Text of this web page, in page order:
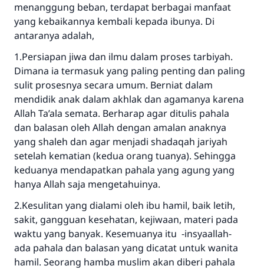
menanggung beban, terdapat berbagai manfaat
yang kebaikannya kembali kepada ibunya. Di
antaranya adalah,
1.Persiapan jiwa dan ilmu dalam proses tarbiyah.
Dimana ia termasuk yang paling penting dan paling
sulit prosesnya secara umum. Berniat dalam
mendidik anak dalam akhlak dan agamanya karena
Allah Ta’ala semata. Berharap agar ditulis pahala
dan balasan oleh Allah dengan amalan anaknya
yang shaleh dan agar menjadi shadaqah jariyah
setelah kematian (kedua orang tuanya). Sehingga
keduanya mendapatkan pahala yang agung yang
hanya Allah saja mengetahuinya.
2.Kesulitan yang dialami oleh ibu hamil, baik letih,
sakit, gangguan kesehatan, kejiwaan, materi pada
waktu yang banyak. Kesemuanya itu -insyaallah-
ada pahala dan balasan yang dicatat untuk wanita
hamil. Seorang hamba muslim akan diberi pahala